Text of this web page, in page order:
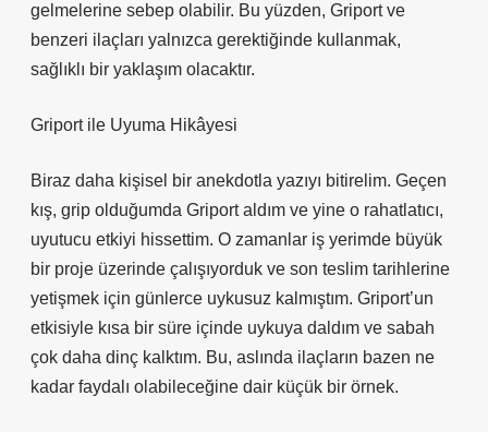
gelmelerine sebep olabilir. Bu yüzden, Griport ve
benzeri ilaçları yalnızca gerektiğinde kullanmak,
sağlıklı bir yaklaşım olacaktır.
Griport ile Uyuma Hikâyesi
Biraz daha kişisel bir anekdotla yazıyı bitirelim. Geçen
kış, grip olduğumda Griport aldım ve yine o rahatlatıcı,
uyutucu etkiyi hissettim. O zamanlar iş yerimde büyük
bir proje üzerinde çalışıyorduk ve son teslim tarihlerine
yetişmek için günlerce uykusuz kalmıştım. Griport’un
etkisiyle kısa bir süre içinde uykuya daldım ve sabah
çok daha dinç kalktım. Bu, aslında ilaçların bazen ne
kadar faydalı olabileceğine dair küçük bir örnek.